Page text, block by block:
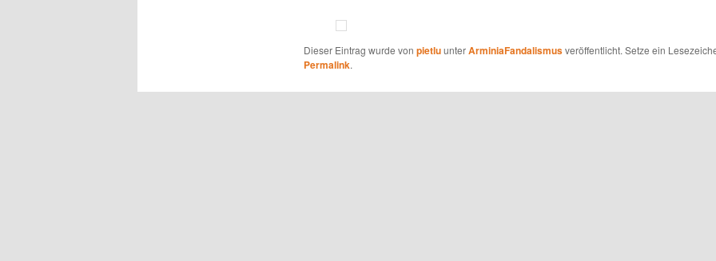
Dieser Eintrag wurde von pietluunterArminiaFandalismusveröffentlicht. Setze ein
Permalink.